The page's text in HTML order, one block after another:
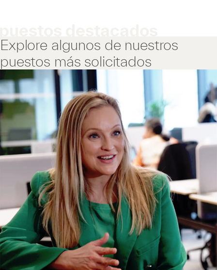
Explore algunos de nuestros
puestos más solicitados